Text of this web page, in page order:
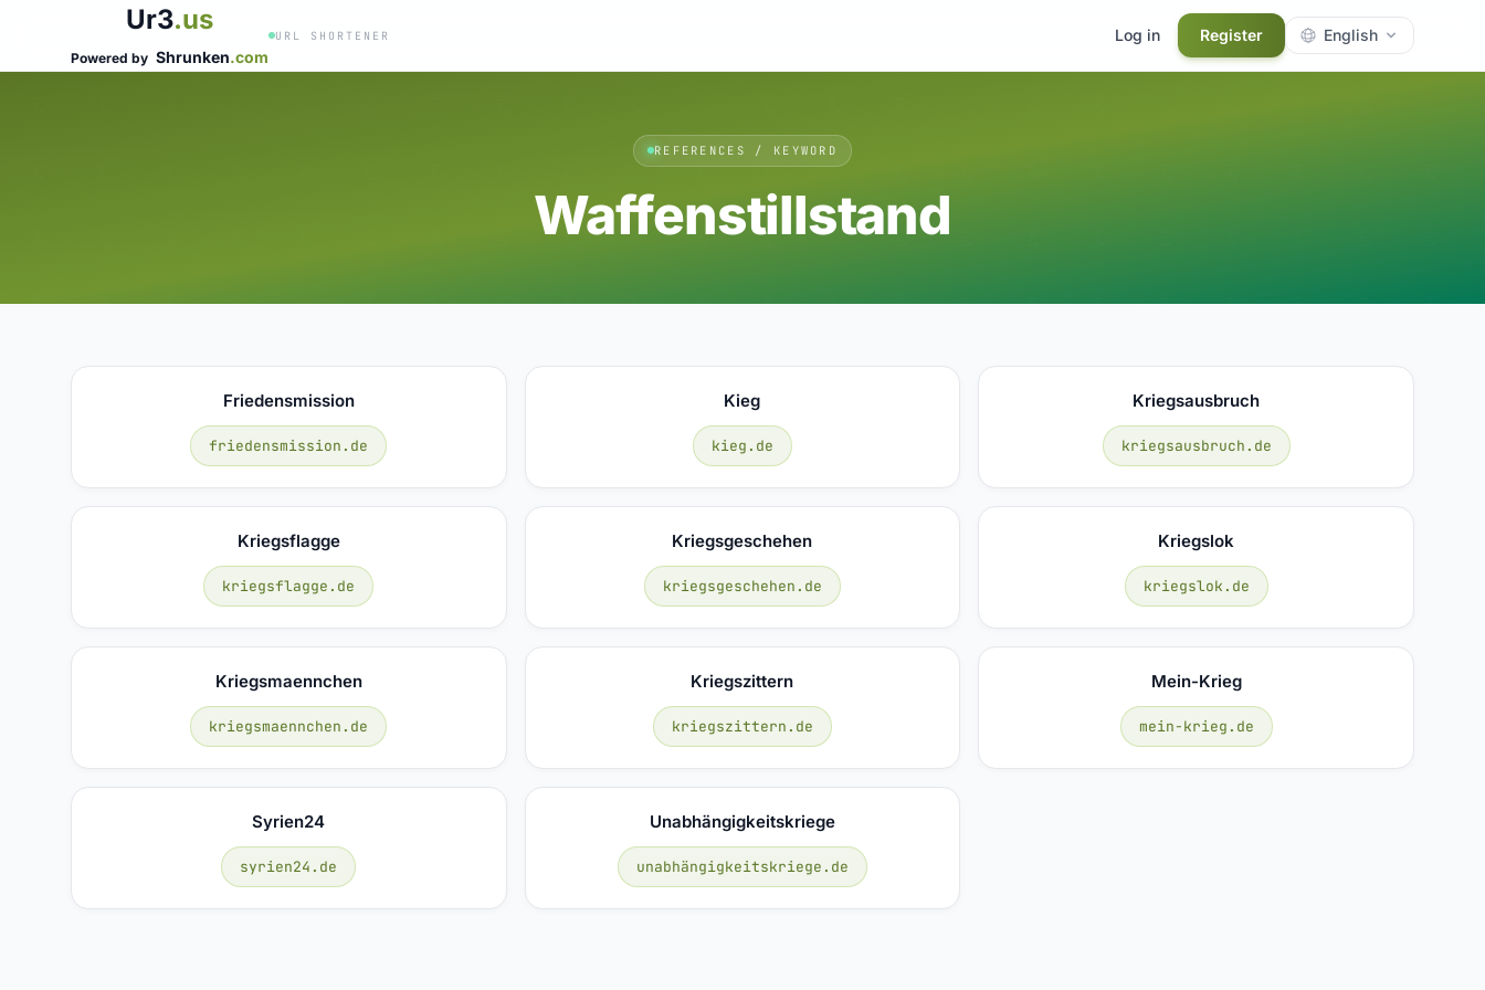
Ur3.us
Powered by Shrunken.com
URL SHORTENER Log in Register English
REFERENCES / KEYWORD
Waffenstillstand
Friedensmission
friedensmission.de
Kieg
kieg.de
Kriegsausbruch
kriegsausbruch.de
Kriegsflagge
kriegsflagge.de
Kriegsgeschehen
kriegsgeschehen.de
Kriegslok
kriegslok.de
Kriegsmaennchen
kriegsmaennchen.de
Kriegszittern
kriegszittern.de
Mein-Krieg
mein-krieg.de
Syrien24
syrien24.de
Unabhängigkeitskriege
unabhängigkeitskriege.de